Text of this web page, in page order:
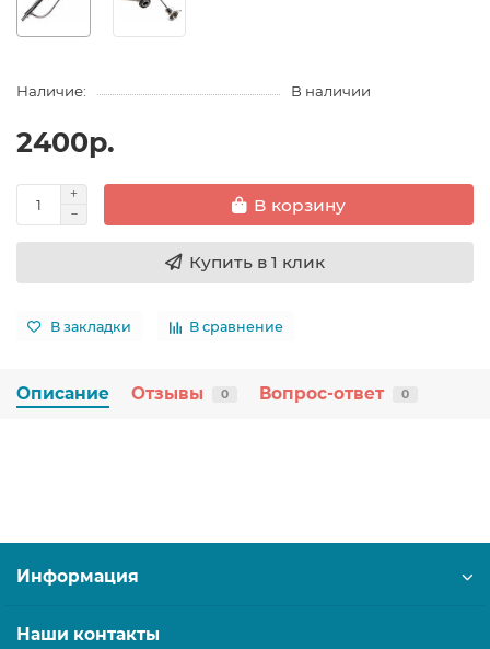
Наличие: В наличии
2400р.
В корзину
Купить в 1 клик
В закладки В сравнение
Описание Отзывы 0 Вопрос-ответ 0
Информация
Наши контакты